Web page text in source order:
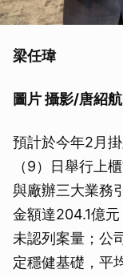
梁任瑋
圖片 攝影/唐紹
預計於今年2月
（9）日舉行上
與廠辦三大業務
金額達204.1億
未認列案量；公
定穩健基礎，平